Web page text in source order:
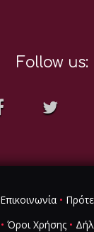
Follow us:
Επικοινωνία•
• Όροι Χρήσης •